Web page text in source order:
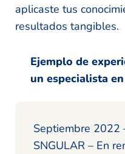
aplicaste tus
resultados tangibles.
Ejemplo de
un especialista
Septiembre 2022
SNGULAR – En